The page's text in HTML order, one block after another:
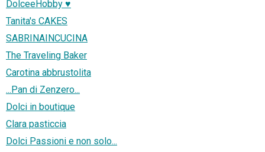
DolceeHobby ♥
Tanita's CAKES
SABRINAINCUCINA
The Traveling Baker
Carotina abbrustolita
...Pan di Zenzero...
Dolci in boutique
Clara pasticcia
Dolci Passioni e non solo...